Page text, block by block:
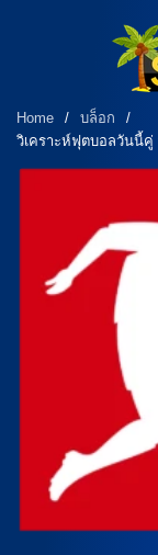
Home / บล็อก
/
วิเคราะห์ฟุตบอลวันนี้คู่